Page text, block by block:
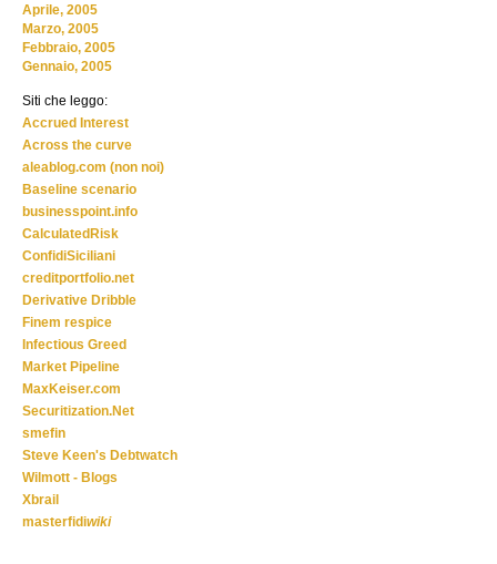
Aprile, 2005
Marzo, 2005
Febbraio, 2005
Gennaio, 2005
Siti che leggo:
Accrued Interest
Across the curve
aleablog.com (non noi)
Baseline scenario
businesspoint.info
CalculatedRisk
ConfidiSiciliani
creditportfolio.net
Derivative Dribble
Finem respice
Infectious Greed
Market Pipeline
MaxKeiser.com
Securitization.Net
smefin
Steve Keen's Debtwatch
Wilmott - Blogs
Xbrail
masterfidiwiki